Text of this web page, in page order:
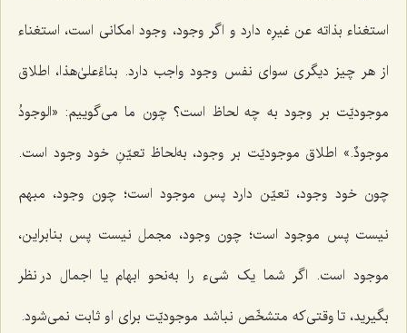
استغناء بذاته عن غیرِه دارد و اگر وجود، وجود امکانی است، استغناء
از هر چیز دیگری سوای نفس وجود واجب دارد. بناءًعلیٰ‌هذا، اطلاق
موجودیّت بر وجود به چه لحاظ است؟ چون ما می‌گوییم: «الوجودُ
موجودٌ.» اطلاق موجودیّت بر وجود، به‌لحاظ تعیّنِ خود وجود است.
چون خود وجود، تعیّن دارد پس موجود است؛ چون وجود، مبهم
نیست پس موجود است؛ چون وجود، مجمل نیست پس بنابراین،
موجود است. اگر شما یک شیء را به‌نحو ابهام یا اجمال در نظر
بگیرید، تا وقتی‌که متشخّص نباشد موجودیّت برای او ثابت نمی‌شود.